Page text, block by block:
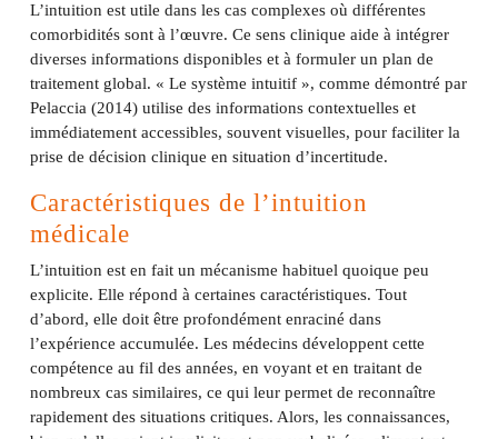
L’intuition est utile dans les cas complexes où différentes
comorbidités sont à l’œuvre. Ce sens clinique aide à intégrer
diverses informations disponibles et à formuler un plan de
traitement global. « Le système intuitif », comme démontré par
Pelaccia (2014) utilise des informations contextuelles et
immédiatement accessibles, souvent visuelles, pour faciliter la
prise de décision clinique en situation d’incertitude.
Caractéristiques de l’intuition
médicale
L’intuition est en fait un mécanisme habituel quoique peu
explicite. Elle répond à certaines caractéristiques. Tout
d’abord, elle doit être profondément enraciné dans
l’expérience accumulée. Les médecins développent cette
compétence au fil des années, en voyant et en traitant de
nombreux cas similaires, ce qui leur permet de reconnaître
rapidement des situations critiques. Alors, les connaissances,